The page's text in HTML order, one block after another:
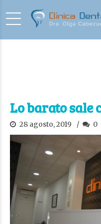
Lo barato sale
28 agosto, 2019 0